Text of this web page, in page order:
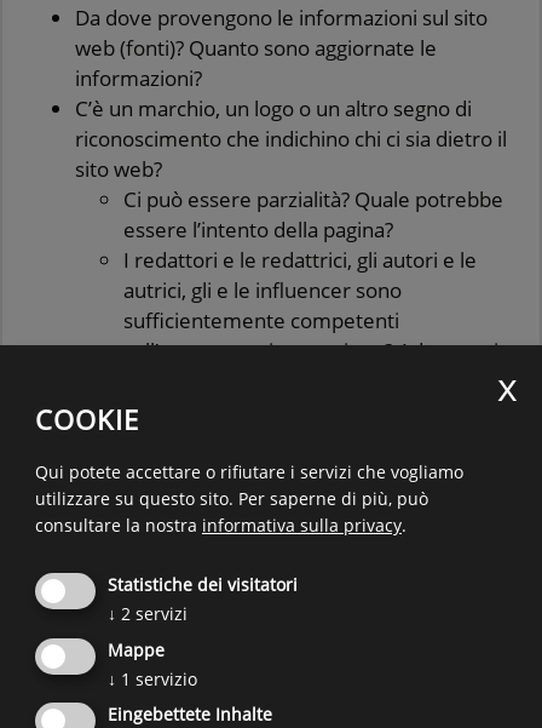
Da dove provengono le informazioni sul sito
web (fonti)? Quanto sono aggiornate le
informazioni?
C’è un marchio, un logo o un altro segno di
riconoscimento che indichino chi ci sia dietro il
sito web?
Ci può essere parzialità? Quale potrebbe
essere l’intento della pagina?
I redattori e le redattrici, gli autori e le
autrici, gli e le influencer sono
sufficientemente competenti
sull’argomento in questione? Ad esempio,
psicologi o storici?
Sono concreti, critici e oggettivi? Ci sono
link che incoraggiano l’acquisto di un
prodotto? Ci sono titoli scabrosi con
I contenuti dubbi possono essere confrontati e
verificati con altre fonti. Anche le immagini
possono mentire. Una ricerca inversa delle
immagini può aiutare a rintracciare l’originale.
COOKIE
Qui potete accettare o rifiutare i servizi che vogliamo
utilizzare su questo sito. Per saperne di più, può
consultare la nostra informativa sulla privacy.
Statistiche dei visitatori
↓ 2 servizi
Mappe
↓ 1 servizio
Eingebettete Inhalte